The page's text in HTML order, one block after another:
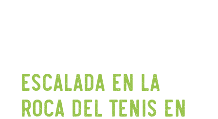
ESCALADA EN LA
ROCA DEL TENIS EN